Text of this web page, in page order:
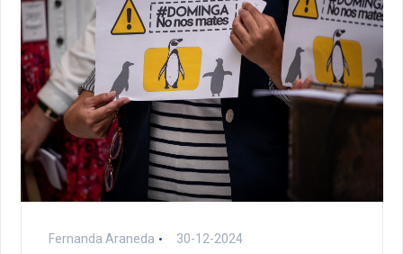
Fernanda Araneda 30-12-2024